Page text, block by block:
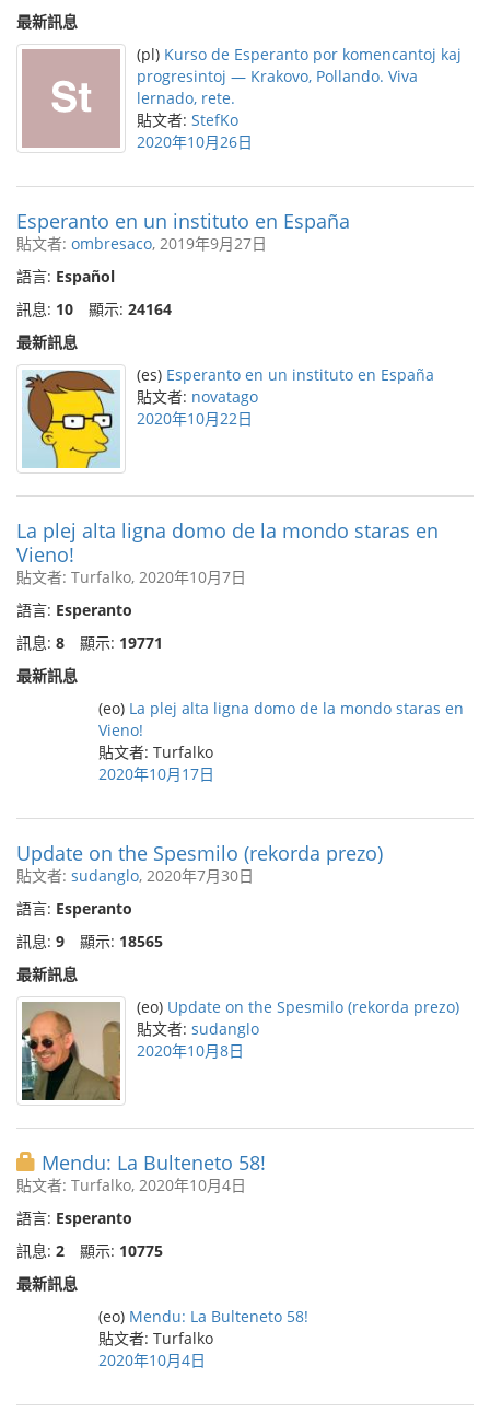
最新訊息
(pl) Kurso de Esperanto por komencantoj kaj
progresintoj — Krakovo, Pollando. Viva
lernado, rete.
貼文者: StefKo
2020年10月26日
Esperanto en un instituto en España
貼文者: ombresaco, 2019年9月27日
語言: Español
訊息: 10 顯示: 24164
最新訊息
(es) Esperanto en un instituto en España
貼文者: novatago
2020年10月22日
La plej alta ligna domo de la mondo staras en
Vieno!
貼文者: Turfalko, 2020年10月7日
語言: Esperanto
訊息: 8 顯示: 19771
最新訊息
(eo) La plej alta ligna domo de la mondo staras en
Vieno!
貼文者: Turfalko
2020年10月17日
Update on the Spesmilo (rekorda prezo)
貼文者: sudanglo, 2020年7月30日
語言: Esperanto
訊息: 9 顯示: 18565
最新訊息
(eo) Update on the Spesmilo (rekorda prezo)
貼文者: sudanglo
2020年10月8日
Mendu: La Bulteneto 58!
貼文者: Turfalko, 2020年10月4日
語言: Esperanto
訊息: 2 顯示: 10775
最新訊息
(eo) Mendu: La Bulteneto 58!
貼文者: Turfalko
2020年10月4日